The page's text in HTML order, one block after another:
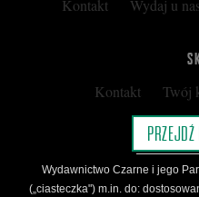
Kontakt Wydaj u
Kontakt Twój
Kup kartę
Regulamin
Regulamin
Wydawnictwo Czarne i jego
(„ciasteczka") m.in. do: